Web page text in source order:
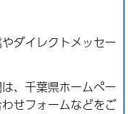
ダイレクトメッセー
、千葉県ホームペー
せフォームなどをご